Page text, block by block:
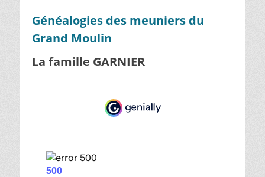
Généalogies des meuniers du
Grand Moulin
La famille GARNIER